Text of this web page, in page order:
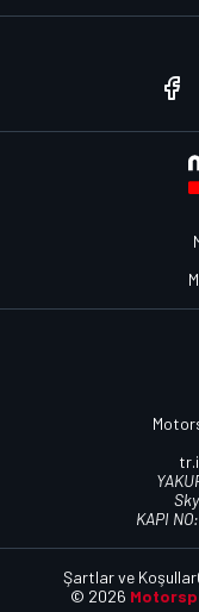
KAPI
© 2026
Şartlar ve Koşullar